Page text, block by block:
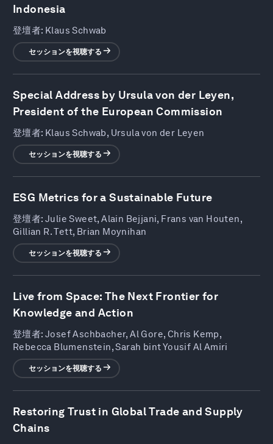
Indonesia
登壇者: Klaus Schwab
セッションを視聴する
Special Address by Ursula von der Leyen,
President of the European Commission
登壇者: Klaus Schwab, Ursula von der Leyen
セッションを視聴する
ESG Metrics for a Sustainable Future
登壇者: Julie Sweet, Alain Bejjani, Frans van Houten,
Gillian R. Tett, Brian Moynihan
セッションを視聴する
Live from Space: The Next Frontier for
Knowledge and Action
登壇者: Josef Aschbacher, Al Gore, Chris Kemp,
Rebecca Blumenstein, Sarah bint Yousif Al Amiri
セッションを視聴する
Restoring Trust in Global Trade and Supply
Chains